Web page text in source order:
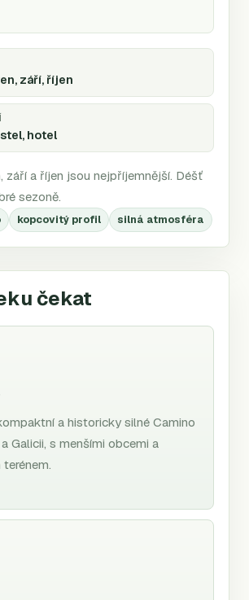
září, říjen
hotel
září a říjen jsou nejpříjemnější. Déšť
sezoně.
kopcovitý profil silná atmosféra
čekat
a historicky silné Camino
Galicii, s menšími obcemi a